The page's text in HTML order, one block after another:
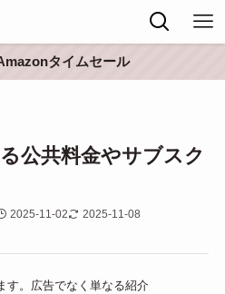
タイムセール
公共料金やサブスク
2025-11-02 2025-11-08
す。広告でなく単なる紹介